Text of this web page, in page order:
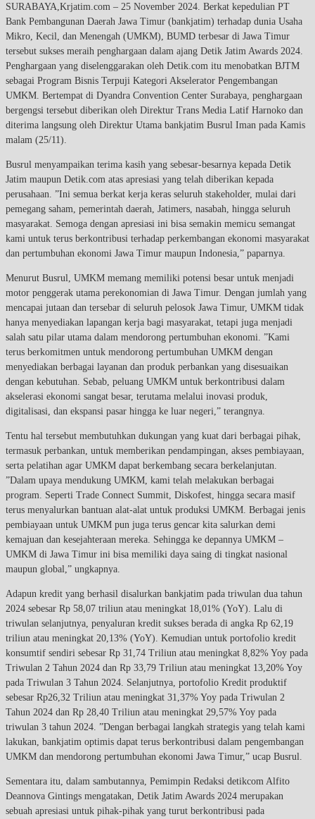
SURABAYA,Krjatim.com – 25 November 2024. Berkat kepedulian PT
Bank Pembangunan Daerah Jawa Timur (bankjatim) terhadap dunia Usaha
Mikro, Kecil, dan Menengah (UMKM), BUMD terbesar di Jawa Timur
tersebut sukses meraih penghargaan dalam ajang Detik Jatim Awards 2024.
Penghargaan yang diselenggarakan oleh Detik.com itu menobatkan BJTM
sebagai Program Bisnis Terpuji Kategori Akselerator Pengembangan
UMKM. Bertempat di Dyandra Convention Center Surabaya, penghargaan
bergengsi tersebut diberikan oleh Direktur Trans Media Latif Harnoko dan
diterima langsung oleh Direktur Utama bankjatim Busrul Iman pada Kamis
malam (25/11).
Busrul menyampaikan terima kasih yang sebesar-besarnya kepada Detik
Jatim maupun Detik.com atas apresiasi yang telah diberikan kepada
perusahaan. ”Ini semua berkat kerja keras seluruh stakeholder, mulai dari
pemegang saham, pemerintah daerah, Jatimers, nasabah, hingga seluruh
masyarakat. Semoga dengan apresiasi ini bisa semakin memicu semangat
kami untuk terus berkontribusi terhadap perkembangan ekonomi masyarakat
dan pertumbuhan ekonomi Jawa Timur maupun Indonesia,” paparnya.
Menurut Busrul, UMKM memang memiliki potensi besar untuk menjadi
motor penggerak utama perekonomian di Jawa Timur. Dengan jumlah yang
mencapai jutaan dan tersebar di seluruh pelosok Jawa Timur, UMKM tidak
hanya menyediakan lapangan kerja bagi masyarakat, tetapi juga menjadi
salah satu pilar utama dalam mendorong pertumbuhan ekonomi. ”Kami
terus berkomitmen untuk mendorong pertumbuhan UMKM dengan
menyediakan berbagai layanan dan produk perbankan yang disesuaikan
dengan kebutuhan. Sebab, peluang UMKM untuk berkontribusi dalam
akselerasi ekonomi sangat besar, terutama melalui inovasi produk,
digitalisasi, dan ekspansi pasar hingga ke luar negeri,” terangnya.
Tentu hal tersebut membutuhkan dukungan yang kuat dari berbagai pihak,
termasuk perbankan, untuk memberikan pendampingan, akses pembiayaan,
serta pelatihan agar UMKM dapat berkembang secara berkelanjutan.
”Dalam upaya mendukung UMKM, kami telah melakukan berbagai
program. Seperti Trade Connect Summit, Diskofest, hingga secara masif
terus menyalurkan bantuan alat-alat untuk produksi UMKM. Berbagai jenis
pembiayaan untuk UMKM pun juga terus gencar kita salurkan demi
kemajuan dan kesejahteraan mereka. Sehingga ke depannya UMKM –
UMKM di Jawa Timur ini bisa memiliki daya saing di tingkat nasional
maupun global,” ungkapnya.
Adapun kredit yang berhasil disalurkan bankjatim pada triwulan dua tahun
2024 sebesar Rp 58,07 triliun atau meningkat 18,01% (YoY). Lalu di
triwulan selanjutnya, penyaluran kredit sukses berada di angka Rp 62,19
triliun atau meningkat 20,13% (YoY). Kemudian untuk portofolio kredit
konsumtif sendiri sebesar Rp 31,74 Triliun atau meningkat 8,82% Yoy pada
Triwulan 2 Tahun 2024 dan Rp 33,79 Triliun atau meningkat 13,20% Yoy
pada Triwulan 3 Tahun 2024. Selanjutnya, portofolio Kredit produktif
sebesar Rp26,32 Triliun atau meningkat 31,37% Yoy pada Triwulan 2
Tahun 2024 dan Rp 28,40 Triliun atau meningkat 29,57% Yoy pada
triwulan 3 tahun 2024. ”Dengan berbagai langkah strategis yang telah kami
lakukan, bankjatim optimis dapat terus berkontribusi dalam pengembangan
UMKM dan mendorong pertumbuhan ekonomi Jawa Timur,” ucap Busrul.
Sementara itu, dalam sambutannya, Pemimpin Redaksi detikcom Alfito
Deannova Gintings mengatakan, Detik Jatim Awards 2024 merupakan
sebuah apresiasi untuk pihak-pihak yang turut berkontribusi pada